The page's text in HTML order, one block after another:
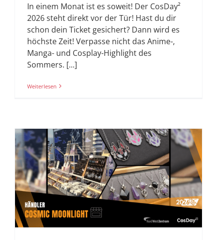
In einem Monat ist es soweit! Der CosDay²
2026 steht direkt vor der Tür! Hast du dir
schon dein Ticket gesichert? Dann wird es
höchste Zeit! Verpasse nicht das Anime-,
Manga- und Cosplay-Highlight des
Sommers. [...]
Weiterlesen